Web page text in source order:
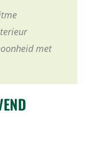
met